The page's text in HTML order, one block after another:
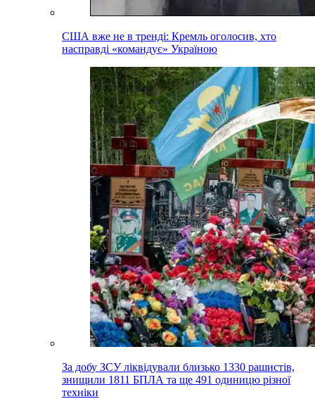
США вже не в тренді: Кремль оголосив, хто
насправді «командує» Україною
За добу ЗСУ ліквідували близько 1330 рашистів,
знищили 1811 БПЛА та ще 491 одиницю різної
техніки